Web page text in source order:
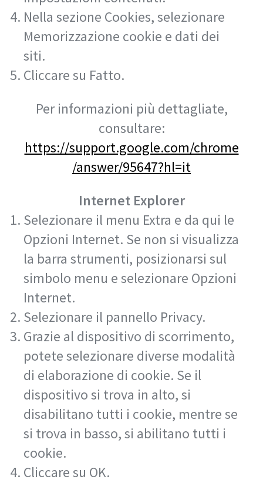
Nella sezione Cookies, selezionare
Memorizzazione cookie e dati dei
siti.
Cliccare su Fatto.
Per informazioni più dettagliate,
consultare:
https://support.google.com/chrome
/answer/95647?hl=it
Internet Explorer
Selezionare il menu Extra e da qui le
Opzioni Internet. Se non si visualizza
la barra strumenti, posizionarsi sul
simbolo menu e selezionare Opzioni
Internet.
Selezionare il pannello Privacy.
Grazie al dispositivo di scorrimento,
potete selezionare diverse modalità
di elaborazione di cookie. Se il
dispositivo si trova in alto, si
disabilitano tutti i cookie, mentre se
si trova in basso, si abilitano tutti i
cookie.
Cliccare su OK.